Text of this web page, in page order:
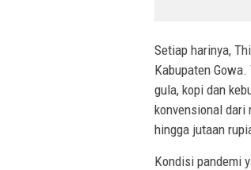
Setiap harinya,
Kabupaten
gula, kopi dan
konvensional dari
hingga jutaan
Kondisi pandemi